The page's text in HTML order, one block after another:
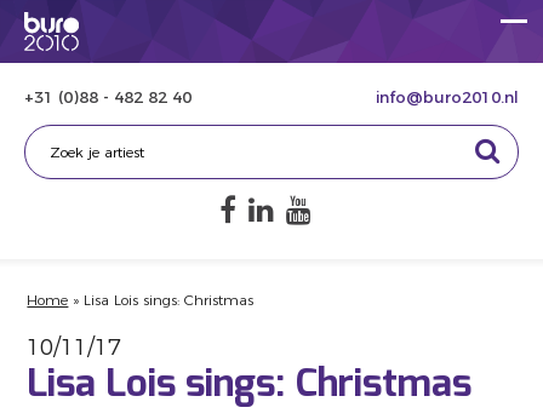
+31 (0)88 - 482 82 40 info@buro2010.nl
Home » Lisa Lois sings: Christmas
10/11/17
Lisa Lois sings: Christmas